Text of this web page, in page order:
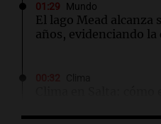
01:29 Mundo
El lago Mead alcanza
años, evidenciando la